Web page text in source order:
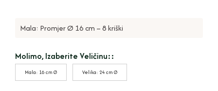
Mala: Promjer Ø 16 cm – 8 kriški
Molimo, Izaberite Veličinu::
Mala: 16 cm Ø Velika: 24 cm Ø